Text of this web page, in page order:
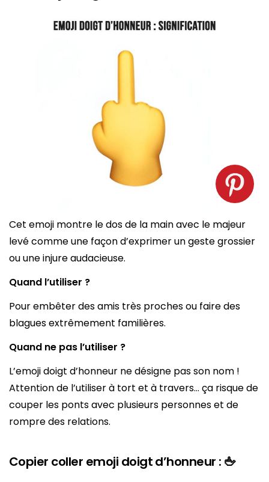
Cet emoji montre le dos de la main avec le majeur
levé comme une façon d’exprimer un geste grossier
ou une injure audacieuse.
Quand l’utiliser ?
Pour embêter des amis très proches ou faire des
blagues extrêmement familières.
Quand ne pas l’utiliser ?
L’emoji doigt d’honneur ne désigne pas son nom !
Attention de l’utiliser à tort et à travers… ça risque de
couper les ponts avec plusieurs personnes et de
rompre des relations.
Copier coller emoji doigt d’honneur : 🖕